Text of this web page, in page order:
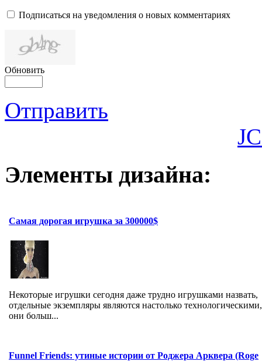
Подписаться на уведомления о новых комментариях
Обновить
Отправить
Элементы дизайна:
Самая дорогая игрушка за 300000$
Некоторые игрушки сегодня даже трудно игрушками назвать,
отдельные экземпляры являются настолько
они больш...
Funnel Friends: утиные истории от Роджера Арквера (Roge